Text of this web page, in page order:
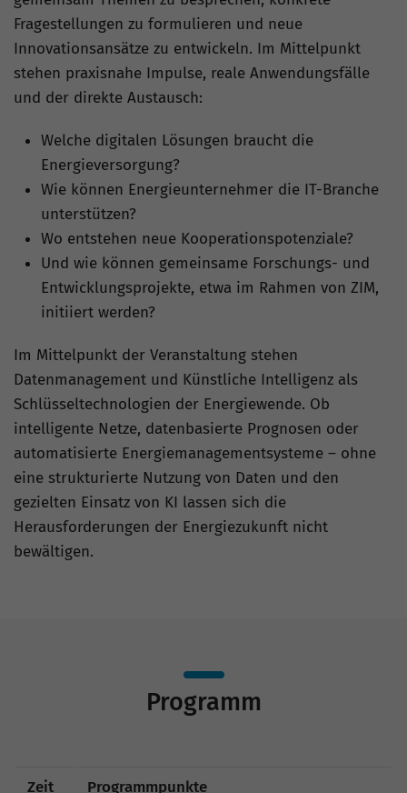
Fragestellungen zu formulieren und neue
Innovationsansätze zu entwickeln. Im Mittelpunkt
stehen praxisnahe Impulse, reale Anwendungsfälle
und der direkte Austausch:
Welche digitalen Lösungen braucht die
Energieversorgung?
Wie können Energieunternehmer die IT-Branche
unterstützen?
Wo entstehen neue Kooperationspotenziale?
Und wie können gemeinsame Forschungs- und
Entwicklungsprojekte, etwa im Rahmen von ZIM,
initiiert werden?
Im Mittelpunkt der Veranstaltung stehen
Datenmanagement und Künstliche Intelligenz als
Schlüsseltechnologien der Energiewende. Ob
intelligente Netze, datenbasierte Prognosen oder
automatisierte Energiemanagementsysteme – ohne
eine strukturierte Nutzung von Daten und den
gezielten Einsatz von KI lassen sich die
Herausforderungen der Energiezukunft nicht
bewältigen.
Programm
Zeit Programmpunkte